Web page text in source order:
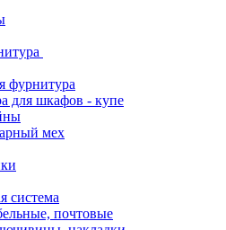
фурнитура
для шкафов - купе
мех
система
почтовые